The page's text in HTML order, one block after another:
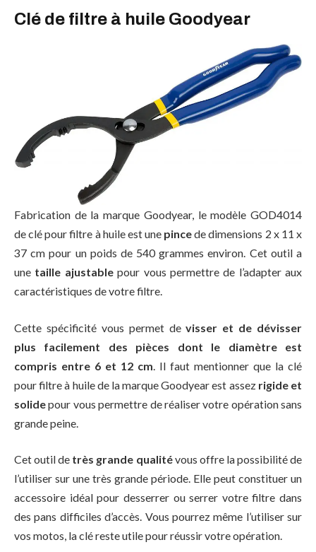
Clé de filtre à huile Goodyear
Fabrication de la marque Goodyear, le modèle GOD4014
de clé pour filtre à huile est une pincede dimensions 2 x 11 x
37 cm pour un poids de 540 grammes environ. Cet outil a
une taille ajustablepour vous permettre de l’adapter aux
caractéristiques de votre filtre.
Cette spécificité vous permet devisser et de dévisser
plus facilement des pièces dont le diamètre est
compris entre 6 et 12 cm. Il faut mentionner que la clé
pour filtre à huile de la marque Goodyear est assez rigide et
solidepour vous permettre de réaliser votre opération sans
grande peine.
Cet outil de très grande qualitévous offre la possibilité de
l’utiliser sur une très grande période. Elle peut constituer un
accessoire idéal pour desserrer ou serrer votre filtre dans
des pans difficiles d’accès. Vous pourrez même l’utiliser sur
vos motos, la clé reste utile pour réussir votre opération.